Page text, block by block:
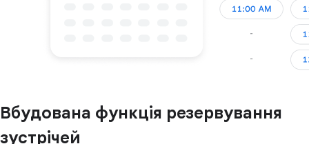
Вбудована функція резервування
зустрічей